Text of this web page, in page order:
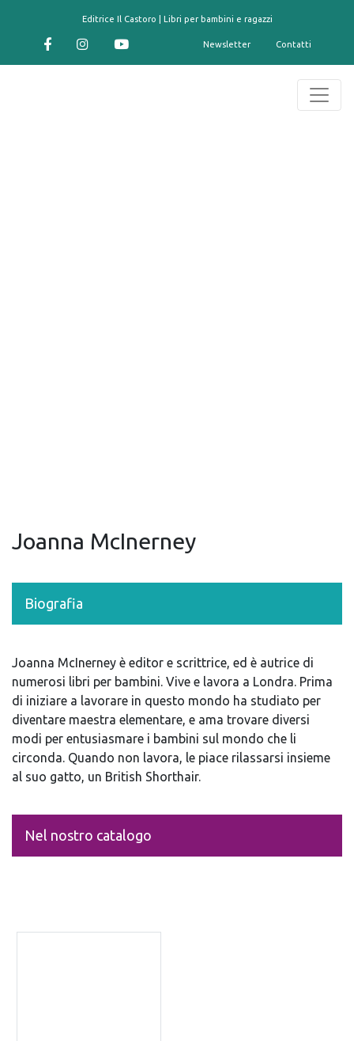
Editrice Il Castoro | Libri per bambini e ragazzi
Newsletter Contatti
Joanna McInerney
Biografia
Joanna McInerney è editor e scrittrice, ed è autrice di
numerosi libri per bambini. Vive e lavora a Londra. Prima
di iniziare a lavorare in questo mondo ha studiato per
diventare maestra elementare, e ama trovare diversi
modi per entusiasmare i bambini sul mondo che li
circonda. Quando non lavora, le piace rilassarsi insieme
al suo gatto, un British Shorthair.
Nel nostro catalogo